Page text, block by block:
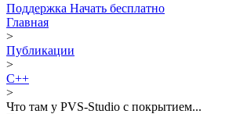
Поддержка Начать бесплатно
Главная
>
Публикации
>
C++
>
Что там у PVS-Studio c покрытием...